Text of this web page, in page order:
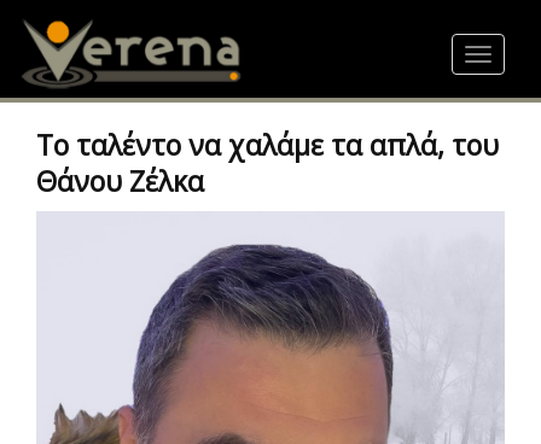
content
Toggle
Το ταλέντο να χαλάμε τα απλά, του
Θάνου Ζέλκα